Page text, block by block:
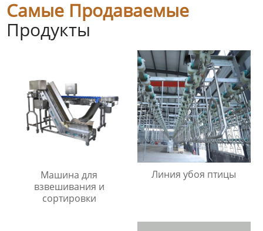
Самые Продаваемые
Продукты
Машина для
взвешивания и
сортировки
Линия убоя птицы